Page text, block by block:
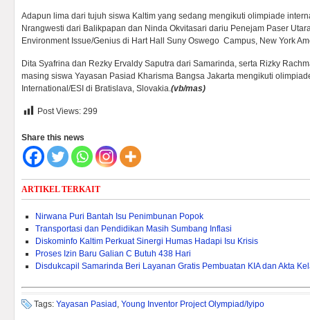
Adapun lima dari tujuh siswa Kaltim yang sedang mengikuti olimpiade
Nrangwesti dari Balikpapan dan Ninda Okvitasari dariu Penejam Paser
Environment Issue/Genius di Hart Hall Suny Oswego Campus, New York
Dita Syafrina dan Rezky Ervaldy Saputra dari Samarinda, serta Rizky
masing siswa Yayasan Pasiad Kharisma Bangsa Jakarta mengikuti
International/ESI di Bratislava, Slovakia.(vb/mas)
Post Views: 299
Share this news
ARTIKEL TERKAIT
Nirwana Puri Bantah Isu Penimbunan Popok
Transportasi dan Pendidikan Masih Sumbang Inflasi
Diskominfo Kaltim Perkuat Sinergi Humas Hadapi Isu Krisis
Proses Izin Baru Galian C Butuh 438 Hari
Disdukcapil Samarinda Beri Layanan Gratis Pembuatan KIA dan Akta
Tags: Yayasan Pasiad , Young Inventor Project Olympiad/Iyipo